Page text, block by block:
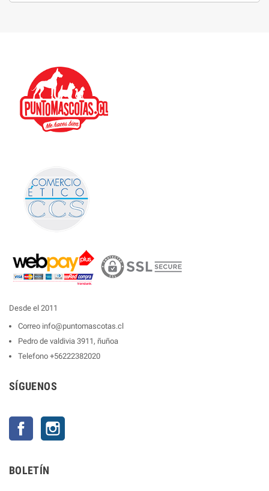
Desde el 2011
Correo info@puntomascotas.cl
Pedro de valdivia 3911, ñuñoa
Telefono +56222382020
SÍGUENOS
Facebook
BOLETÍN